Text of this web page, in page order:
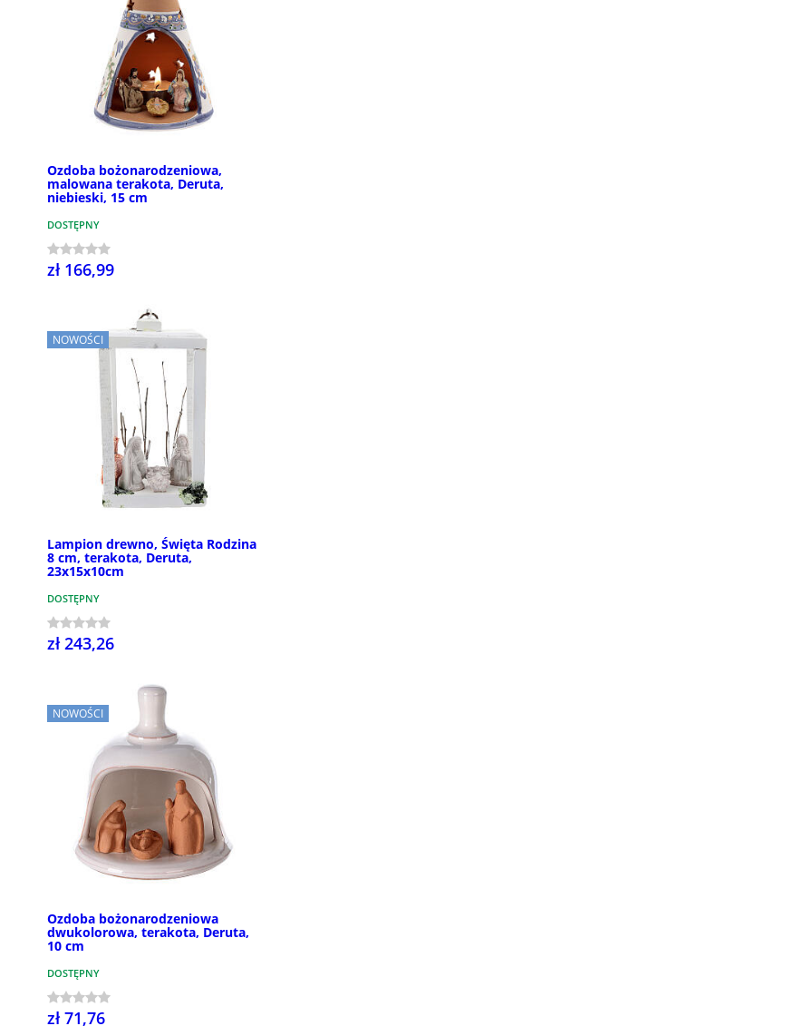
Ozdoba bożonarodzeniowa,
malowana terakota, Deruta,
niebieski, 15 cm
DOSTĘPNY
zł 166,99
NOWOŚCI
Lampion drewno, Święta Rodzina
8 cm, terakota, Deruta,
23x15x10cm
DOSTĘPNY
zł 243,26
NOWOŚCI
Ozdoba bożonarodzeniowa
dwukolorowa, terakota, Deruta,
10 cm
DOSTĘPNY
zł 71,76